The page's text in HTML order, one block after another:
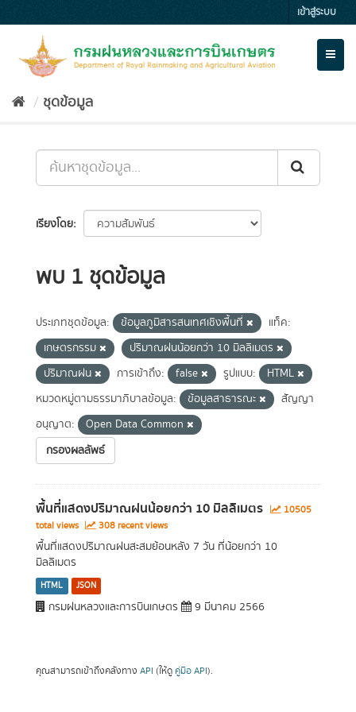
to
เข้าสู่ระบบ
ชุดข้อมูล
เรียงโดย
พบ 1 ชุดข้อมูล
ประเภทชุดข้อมูล: ข้อมูลภูมิสารสนเทศเชิงพื้นที่
แท็ค:
เกษตรกรรม
ปริมาณฝนน้อยกว่า 10 มิลลิเมตร
ปริมาณฝน
การเข้าถึง: false รูปแบบ:
HTML
หมวดหมู่ตามธรรมาภิบาลข้อมูล:
ข้อมูลสาธารณะ
สัญญา
อนุญาต:
Open Data Common
กรองผลลัพธ์
พื้นที่แสดงปริมาณฝนน้อยกว่า 10 มิลลิเมตร
10505
total views
308 recent views
พื้นที่แสดงปริมาณฝนสะสมย้อนหลัง 7 วัน ที่น้อยกว่า 10
มิลลิเมตร
HTML JSON
กรมฝนหลวงและการบินเกษตร 9 มีนาคม 2566
คุณสามารถเข้าถึงคลังทาง API (ให้ดู คู่มือ API).